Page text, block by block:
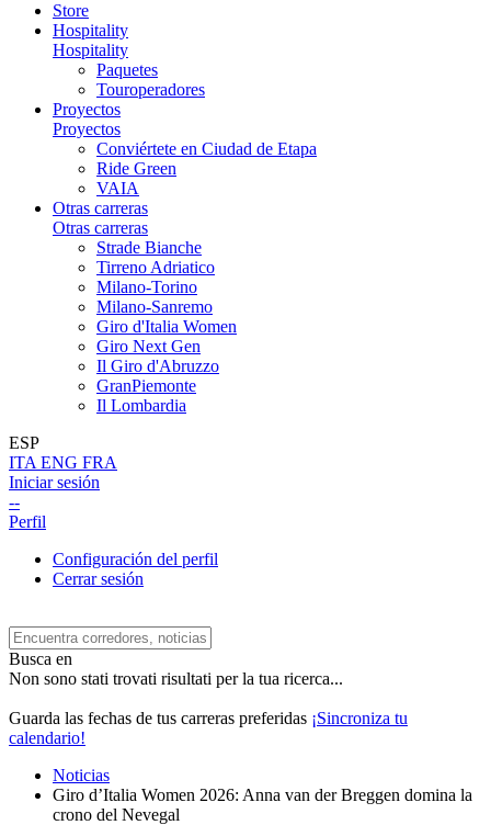
Store
Hospitality
Hospitality
Paquetes
Touroperadores
Proyectos
Proyectos
Conviértete en Ciudad de Etapa
Ride Green
VAIA
Otras carreras
Otras carreras
Strade Bianche
Tirreno Adriatico
Milano-Torino
Milano-Sanremo
Giro d'Italia Women
Giro Next Gen
Il Giro d'Abruzzo
GranPiemonte
Il Lombardia
ESP
ITA ENG FRA
Iniciar sesión
--
Perfil
Configuración del perfil
Cerrar sesión
Busca en
Non sono stati trovati risultati per la tua ricerca...
Guarda las fechas de tus carreras preferidas ¡Sincroniza tu
calendario!
Noticias
Giro d’Italia Women 2026: Anna van der Breggen domina la
crono del Nevegal